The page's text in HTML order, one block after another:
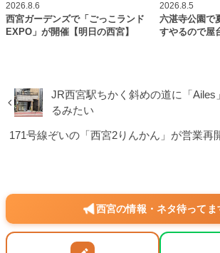
2026.8.6
西宮ガーデンズで「ごっこランド
EXPO」が開催【明日の西宮】
2026.8.5
六湛寺公園で
すやるので屋
JR西宮駅ちかく斜めの道に「Ailes
るみたい
171号線ぞいの「西宮2りんかん」が営業再
西宮の情報・ネタ待ってま